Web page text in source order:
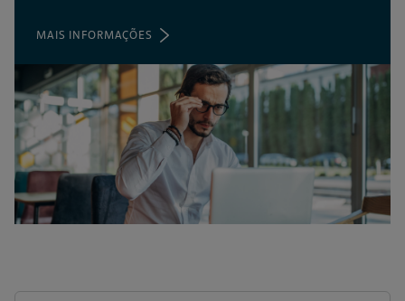
MAIS INFORMAÇÕES (ABRE
UMA
NOVA
ABA)